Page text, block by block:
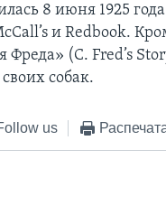
8 июня 1925
и Redbook.
Фреда» (C. Fred’s
собак.
us